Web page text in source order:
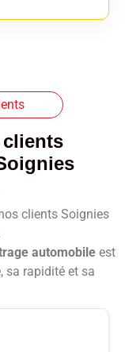
clients Soignies
automobileest
sa rapidité et sa